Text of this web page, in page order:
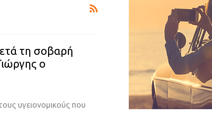
τη σοβαρή
ο
υγειονομικούς που